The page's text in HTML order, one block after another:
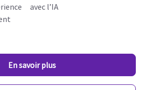
avec l’IA
En savoir plus